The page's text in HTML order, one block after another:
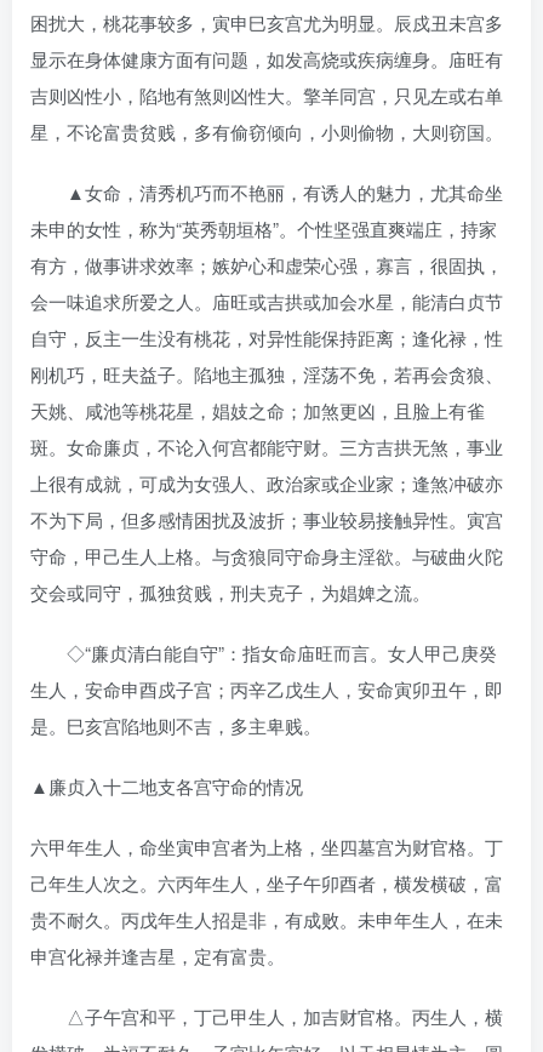
困扰大，桃花事较多，寅申巳亥宫尤为明显。辰戍丑未宫多
显示在身体健康方面有问题，如发高烧或疾病缠身。庙旺有
吉则凶性小，陷地有煞则凶性大。擎羊同宫，只见左或右单
星，不论富贵贫贱，多有偷窃倾向，小则偷物，大则窃国。
▲女命，清秀机巧而不艳丽，有诱人的魅力，尤其命坐
未申的女性，称为“英秀朝垣格”。个性坚强直爽端庄，持家
有方，做事讲求效率；嫉妒心和虚荣心强，寡言，很固执，
会一味追求所爱之人。庙旺或吉拱或加会水星，能清白贞节
自守，反主一生没有桃花，对异性能保持距离；逢化禄，性
刚机巧，旺夫益子。陷地主孤独，淫荡不免，若再会贪狼、
天姚、咸池等桃花星，娼妓之命；加煞更凶，且脸上有雀
斑。女命廉贞，不论入何宫都能守财。三方吉拱无煞，事业
上很有成就，可成为女强人、政治家或企业家；逢煞冲破亦
不为下局，但多感情困扰及波折；事业较易接触异性。寅宫
守命，甲己生人上格。与贪狼同守命身主淫欲。与破曲火陀
交会或同守，孤独贫贱，刑夫克子，为娼婢之流。
◇“廉贞清白能自守”：指女命庙旺而言。女人甲己庚癸
生人，安命申酉戍子宫；丙辛乙戊生人，安命寅卯丑午，即
是。巳亥宫陷地则不吉，多主卑贱。
▲廉贞入十二地支各宫守命的情况
六甲年生人，命坐寅申宫者为上格，坐四墓宫为财官格。丁
己年生人次之。六丙年生人，坐子午卯酉者，横发横破，富
贵不耐久。丙戊年生人招是非，有成败。未申年生人，在未
申宫化禄并逢吉星，定有富贵。
△子午宫和平，丁己甲生人，加吉财官格。丙生人，横